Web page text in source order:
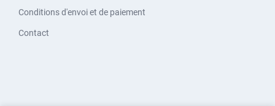
Conditions d'envoi et de paiement
Contact